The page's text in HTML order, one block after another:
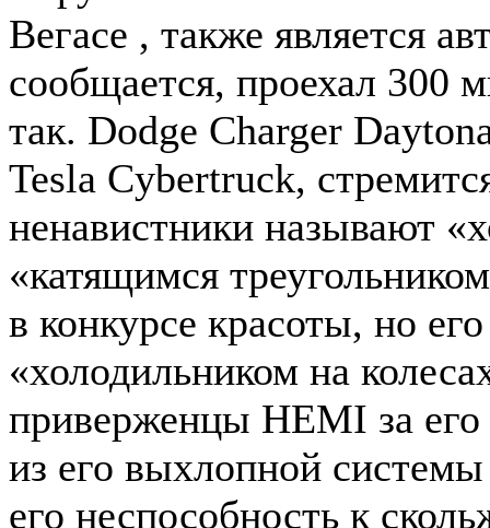
Вегасе , также является
сообщается, проехал 300
так. Dodge Charger
Tesla Cybertruck,
ненавистники называют
«катящимся
в конкурсе красоты, но
«холодильником на
приверженцы HEMI за
из его выхлопной
его неспособность к